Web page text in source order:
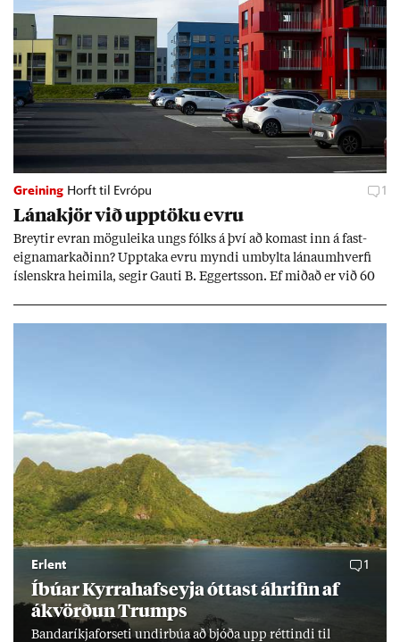
Greining Horft til Evrópu 1
Lána­kjör við upp­töku evru
Breyt­ir evr­an mögu­leika ungs fólks á því að kom­ast inn á fast­
eigna­mark­að­inn? Upp­taka evru myndi um­bylta lánaum­hverfi
ís­lenskra heim­ila, seg­ir Gauti B. Eggerts­son. Ef mið­að er við 60
Erlent 1
Íbú­ar Kyrra­hafs­eyja ótt­ast áhrif­in af
ákvörð­un Trumps
Banda­ríkja­for­seti und­ir­búa að bjóða upp rétt­indi til